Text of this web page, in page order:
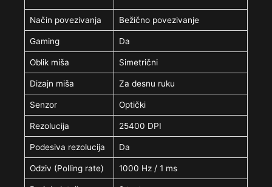
Način povezivanja Bežično povezivanje
Gaming Da
Oblik miša Simetrični
Dizajn miša Za desnu ruku
Senzor Optički
Rezolucija 25400 DPI
Podesiva rezolucija Da
Odziv (Polling rate) 1000 Hz / 1 ms